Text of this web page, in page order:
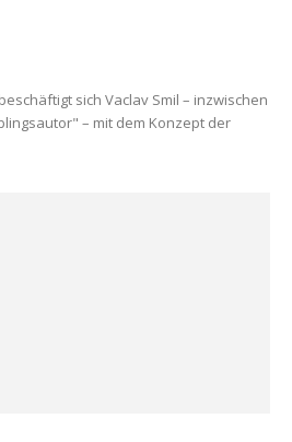
sich Vaclav Smil – inzwischen
– mit dem Konzept der